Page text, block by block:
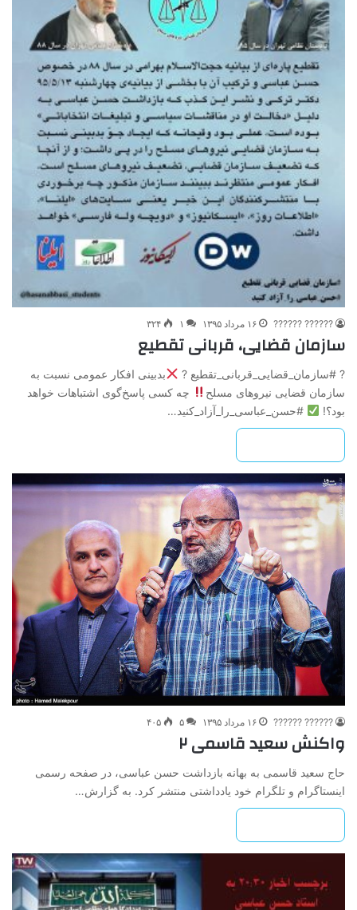
?????? ?????? ۱۶ مرداد ۱۳۹۵ ۱ ۳۲۴
سازمان قضایی، قربانی تقطیع
? #سازمان_قضایی_قربانی_تقطیع ?
بدبینی افکار عمومی نسبت به
سازمان قضایی نیروهای مسلح
چه کسی پاسخ‌گوی اشتباهات خواهد
بود؟!
#حسن_عباسی_را_آزاد_کنید…
?????? ?????? ۱۶ مرداد ۱۳۹۵ ۵ ۴۰۵
واکنش سعید قاسمی ۲
حاج سعید قاسمی به بهانه بازداشت حسن عباسی، در صفحه رسمی
اینستاگرام و تلگرام خود یادداشتی منتشر کرد. به گزارش…